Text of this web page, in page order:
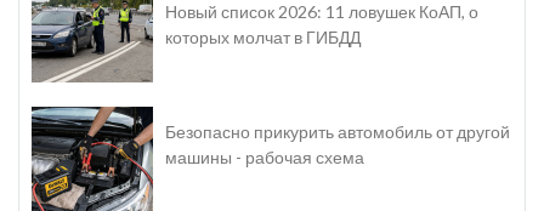
Новый список 2026: 11 ловушек КоАП, о
которых молчат в ГИБДД
Безопасно прикурить автомобиль от другой
машины - рабочая схема